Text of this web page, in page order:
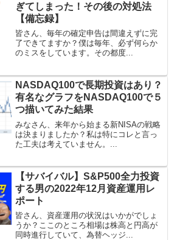
ぎてしまった！その後の対処法
【備忘録】
皆さん、毎年の確定申告は間違えずに完
了できてますか？僕は毎年、必ず何らか
のミスをしています。その都度...
NASDAQ100で長期投資はあり？
有名なグラフをNASDAQ100で５
つ描いてみた結果
みなさん、来年から始まる新NISAの戦略
は決まりましたか？私は特にコレと言っ
た工夫は考えていません。...
【サバイバル】S&P500全力投資
する男の2022年12月資産運用レ
ポート
皆さん、資産運用の状況はいかがでしょ
うか？ここのところ相場は株高と円高が
同時進行していて、為替ヘッジ...